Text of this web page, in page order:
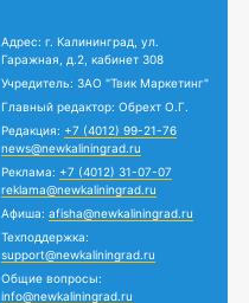
Адрес: г. Калининград, ул.
Гаражная, д.2, кабинет 308
Учредитель: ЗАО "Твик Маркетинг"
Главный редактор: Обрехт О.Г.
Редакция: +7 (4012) 99-21-76
news@newkaliningrad.ru
Реклама: +7 (4012) 31-07-07
reklama@newkaliningrad.ru
Афиша: afisha@newkaliningrad.ru
Техподдержка:
support@newkaliningrad.ru
Общие вопросы:
info@newkaliningrad.ru